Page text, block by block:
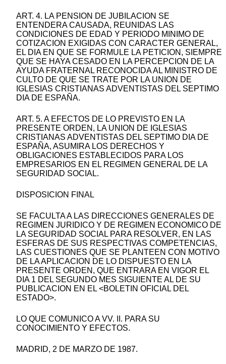
ART. 4. LA PENSION DE JUBILACION SE
ENTENDERA CAUSADA, REUNIDAS LAS
CONDICIONES DE EDAD Y PERIODO MINIMO DE
COTIZACION EXIGIDAS CON CARACTER GENERAL,
EL DIA EN QUE SE FORMULE LA PETICION, SIEMPRE
QUE SE HAYA CESADO EN LA PERCEPCION DE LA
AYUDA FRATERNAL RECONOCIDA AL MINISTRO DE
CULTO DE QUE SE TRATE POR LA UNION DE
IGLESIAS CRISTIANAS ADVENTISTAS DEL SEPTIMO
DIA DE ESPAÑA.
ART. 5. A EFECTOS DE LO PREVISTO EN LA
PRESENTE ORDEN, LA UNION DE IGLESIAS
CRISTIANAS ADVENTISTAS DEL SEPTIMO DIA DE
ESPAÑA, ASUMIRA LOS DERECHOS Y
OBLIGACIONES ESTABLECIDOS PARA LOS
EMPRESARIOS EN EL REGIMEN GENERAL DE LA
SEGURIDAD SOCIAL.
DISPOSICION FINAL
SE FACULTA A LAS DIRECCIONES GENERALES DE
REGIMEN JURIDICO Y DE REGIMEN ECONOMICO DE
LA SEGURIDAD SOCIAL PARA RESOLVER, EN LAS
ESFERAS DE SUS RESPECTIVAS COMPETENCIAS,
LAS CUESTIONES QUE SE PLANTEEN CON MOTIVO
DE LA APLICACION DE LO DISPUESTO EN LA
PRESENTE ORDEN, QUE ENTRARA EN VIGOR EL
DIA 1 DEL SEGUNDO MES SIGUIENTE AL DE SU
PUBLICACION EN EL <BOLETIN OFICIAL DEL
ESTADO>.
LO QUE COMUNICO A VV. II. PARA SU
CONOCIMIENTO Y EFECTOS.
MADRID, 2 DE MARZO DE 1987.